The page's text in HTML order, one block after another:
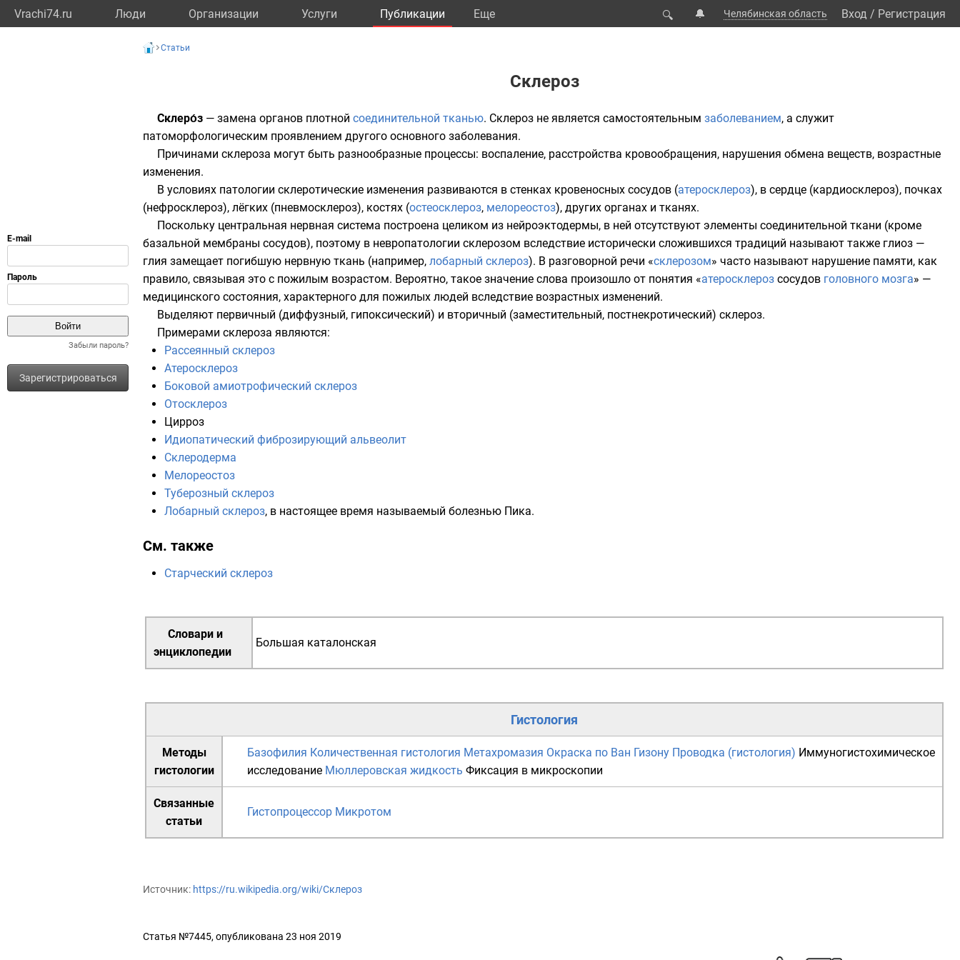
Vrachi74.ru Люди Организации Услуги Публикации Eще 🔍 🔔 Челябинская область Вход / Регистрация
Забыли пароль?
Зарегистрироваться
Статьи
Склероз
Склеро́з — замена органов плотной соединительной тканью. Склероз не является самостоятельным заболеванием, а служит
патоморфологическим проявлением другого основного заболевания.
Причинами склероза могут быть разнообразные процессы: воспаление, расстройства кровообращения, нарушения обмена веществ, возрастные
изменения.
В условиях патологии склеротические изменения развиваются в стенках кровеносных сосудов (атеросклероз), в сердце (кардиосклероз), почках
(нефросклероз), лёгких (пневмосклероз), костях (остеосклероз, мелореостоз), других органах и тканях.
Поскольку центральная нервная система построена целиком из нейроэктодермы, в ней отсутствуют элементы соединительной ткани (кроме
базальной мембраны сосудов), поэтому в невропатологии склерозом вследствие исторически сложившихся традиций называют также глиоз —
глия замещает погибшую нервную ткань (например, лобарный склероз). В разговорной речи «склерозом» часто называют нарушение памяти, как
правило, связывая это с пожилым возрастом. Вероятно, такое значение слова произошло от понятия «атеросклероз сосудов головного мозга» —
медицинского состояния, характерного для пожилых людей вследствие возрастных изменений.
Выделяют первичный (диффузный, гипоксический) и вторичный (заместительный, постнекротический) склероз.
Примерами склероза являются:
Рассеянный склероз
Атеросклероз
Боковой амиотрофический склероз
Отосклероз
Цирроз
Идиопатический фиброзирующий альвеолит
Склеродерма
Мелореостоз
Туберозный склероз
Лобарный склероз, в настоящее время называемый болезнью Пика.
См. также
Старческий склероз
Словари и
энциклопедии
Большая каталонская
Гистология
Методы
гистологии
Базофилия Количественная гистология Метахромазия Окраска по Ван Гизону Проводка (гистология) Иммуногистохимическое
исследование Мюллеровская жидкость Фиксация в микроскопии
Связанные
статьи
Гистопроцессор Микротом
Источник: https://ru.wikipedia.org/wiki/Склероз
Статья №7445, опубликована 23 ноя 2019